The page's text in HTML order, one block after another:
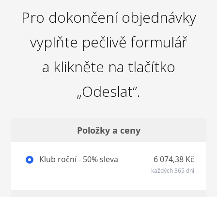
Pro dokončení objednávky
vyplňte pečlivě formulář
a klikněte na tlačítko
„Odeslat“.
Položky a ceny
Klub roční - 50% sleva 6 074,38 Kč
každých 365 dní